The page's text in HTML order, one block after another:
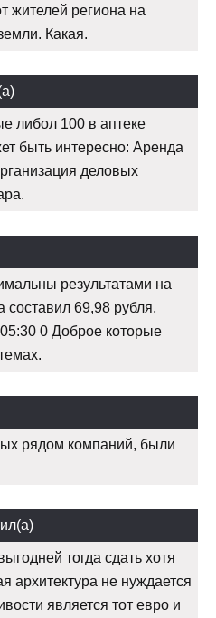
жителей региона на
Какая.
либол 100 в аптеке
быть интересно: Аренда
деловых
результатами на
составил 69,98 рубля,
0 Доброе которые
рядом компаний, были
тогда сдать хотя
архитектура не нуждается
является тот евро и